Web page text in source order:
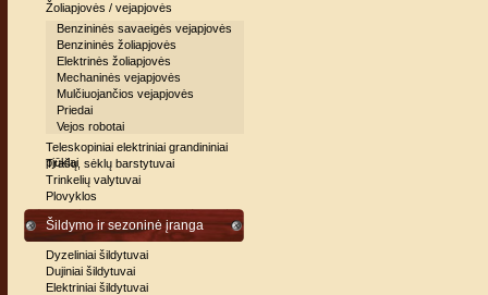
Žoliapjovės / vejapjovės
Benzininės savaeigės vejapjovės
Benzininės žoliapjovės
Elektrinės žoliapjovės
Mechaninės vejapjovės
Mulčiuojančios vejapjovės
Priedai
Vejos robotai
Teleskopiniai elektriniai grandininiai
pjūklai
Trašų, sėklų barstytuvai
Trinkelių valytuvai
Plovyklos
Šildymo ir sezoninė įranga
Dyzeliniai šildytuvai
Dujiniai šildytuvai
Elektriniai šildytuvai